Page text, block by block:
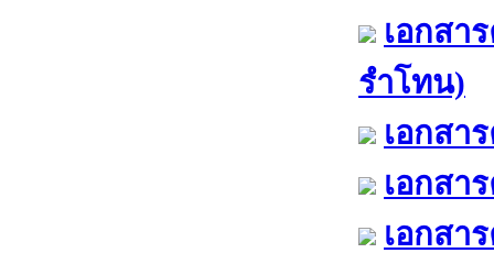
เอกสา
รำโทน)
เอกสา
เอกสา
เอกสา